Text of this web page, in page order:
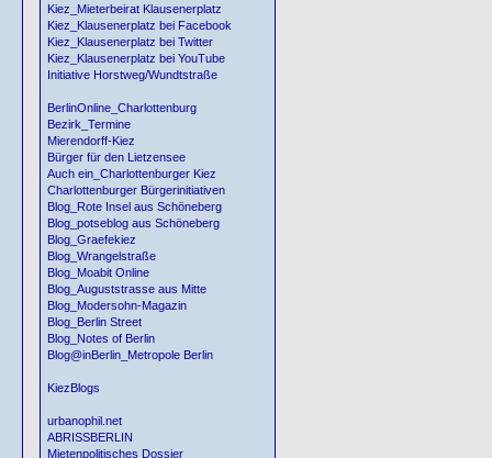
Kiez_Mieterbeirat Klausenerplatz
Kiez_Klausenerplatz bei Facebook
Kiez_Klausenerplatz bei Twitter
Kiez_Klausenerplatz bei YouTube
Initiative Horstweg/Wundtstraße
BerlinOnline_Charlottenburg
Bezirk_Termine
Mierendorff-Kiez
Bürger für den Lietzensee
Auch ein_Charlottenburger Kiez
Charlottenburger Bürgerinitiativen
Blog_Rote Insel aus Schöneberg
Blog_potseblog aus Schöneberg
Blog_Graefekiez
Blog_Wrangelstraße
Blog_Moabit Online
Blog_Auguststrasse aus Mitte
Blog_Modersohn-Magazin
Blog_Berlin Street
Blog_Notes of Berlin
Blog@inBerlin_Metropole Berlin
KiezBlogs
urbanophil.net
ABRISSBERLIN
Mietenpolitisches Dossier